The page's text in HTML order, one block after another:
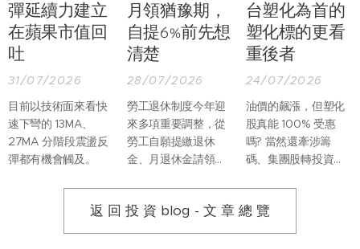
彈延續力建立
在蘋果市值回
吐
31/07/2026
目前以技術面來看快
速下彎的 13MA、
27MA 分階段震盪反
彈都有機會觸及。
月領猶豫期，
自提6%前先想
清楚
28/07/2026
勞工退休制度今年迎
來多項重要調整，從
勞工自願提繳退休
金、月退休金請領程
理，都有更完整的規
範。
台塑化為首的
塑化標的更看
重後者
24/07/2026
油價的飆漲，但塑化
股真能 100% 受惠
嗎? 當然還牽涉籌
碼、集團股轉投資等
化股真正受惠的應該
是裂解利差。因為台
返 回 投 資 blog - 文 章 總 覽